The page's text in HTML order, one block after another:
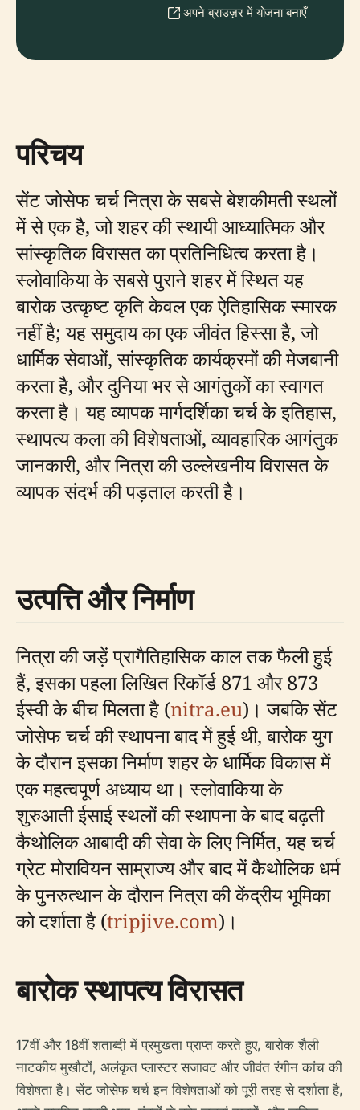
अपने ब्राउज़र में योजना बनाएँ
परिचय
सेंट जोसेफ चर्च नित्रा के सबसे बेशकीमती स्थलों
में से एक है, जो शहर की स्थायी आध्यात्मिक और
सांस्कृतिक विरासत का प्रतिनिधित्व करता है।
स्लोवाकिया के सबसे पुराने शहर में स्थित यह
बारोक उत्कृष्ट कृति केवल एक ऐतिहासिक स्मारक
नहीं है; यह समुदाय का एक जीवंत हिस्सा है, जो
धार्मिक सेवाओं, सांस्कृतिक कार्यक्रमों की मेजबानी
करता है, और दुनिया भर से आगंतुकों का स्वागत
करता है। यह व्यापक मार्गदर्शिका चर्च के इतिहास,
स्थापत्य कला की विशेषताओं, व्यावहारिक आगंतुक
जानकारी, और नित्रा की उल्लेखनीय विरासत के
व्यापक संदर्भ की पड़ताल करती है।
उत्पत्ति और निर्माण
नित्रा की जड़ें प्रागैतिहासिक काल तक फैली हुई
हैं, इसका पहला लिखित रिकॉर्ड 871 और 873
ईस्वी के बीच मिलता है (nitra.eu)। जबकि सेंट
जोसेफ चर्च की स्थापना बाद में हुई थी, बारोक युग
के दौरान इसका निर्माण शहर के धार्मिक विकास में
एक महत्वपूर्ण अध्याय था। स्लोवाकिया के
शुरुआती ईसाई स्थलों की स्थापना के बाद बढ़ती
कैथोलिक आबादी की सेवा के लिए निर्मित, यह चर्च
ग्रेट मोरावियन साम्राज्य और बाद में कैथोलिक धर्म
के पुनरुत्थान के दौरान नित्रा की केंद्रीय भूमिका
को दर्शाता है (tripjive.com)।
बारोक स्थापत्य विरासत
17वीं और 18वीं शताब्दी में प्रमुखता प्राप्त करते हुए, बारोक शैली
नाटकीय मुखौटों, अलंकृत प्लास्टर सजावट और जीवंत रंगीन कांच की
विशेषता है। सेंट जोसेफ चर्च इन विशेषताओं को पूरी तरह से दर्शाता है,